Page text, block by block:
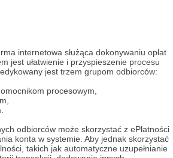
internetowa służąca dokonywaniu opłat
jest ułatwienie i przyspieszenie procesu
jest trzem grupom odbiorców:
procesowym,
odbiorców może skorzystać z ePłatności
konta w systemie. Aby jednak skorzystać
takich jak automatyczne uzupełnianie